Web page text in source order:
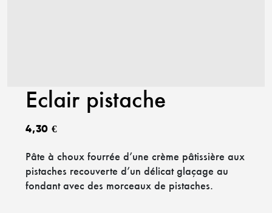
Eclair pistache
4,30 €
Pâte à choux fourrée d’une crème pâtissière aux
pistaches recouverte d’un délicat glaçage au
fondant avec des morceaux de pistaches.